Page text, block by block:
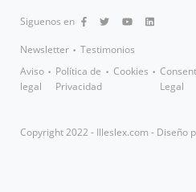
Siguenos en
Newsletter
Testimonios
Aviso
legal
Política de
Privacidad
Cookies
Legal
Copyright 2022 - Illeslex.com - Diseño